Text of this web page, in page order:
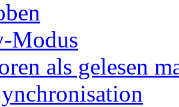
Modus
als gelesen